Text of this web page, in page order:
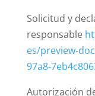
Solicitud y
responsable
es/preview-
97a8-
Autorización